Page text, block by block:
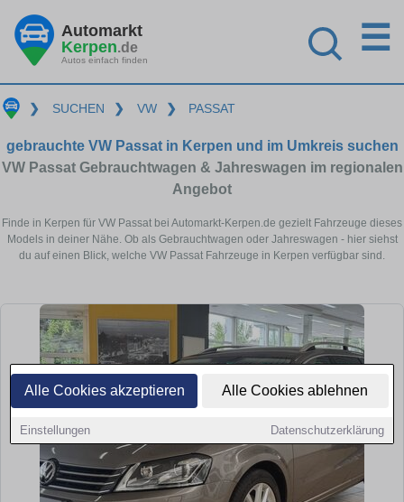
Alle Cookies akzeptieren Alle Cookies ablehnen
Einstellungen Datenschutzerklärung
Automarkt
Kerpen.de
Autos einfach finden
☰
❯ SUCHEN ❯ VW ❯ PASSAT
gebrauchte VW Passat in Kerpen und im Umkreis suchen
VW Passat Gebrauchtwagen & Jahreswagen im regionalen
Angebot
Finde in Kerpen für VW Passat bei Automarkt-Kerpen.de gezielt Fahrzeuge dieses
Models in deiner Nähe. Ob als Gebrauchtwagen oder Jahreswagen - hier siehst
du auf einen Blick, welche VW Passat Fahrzeuge in Kerpen verfügbar sind.